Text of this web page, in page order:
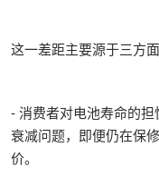
这一差距主要源于三方面
- 消费者对电池寿命的
衰减问题，即便仍在保
价。